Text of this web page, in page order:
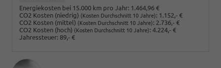
Energiekosten bei 15.000 km pro Jahr: 1.464,96 €
CO2 Kosten (niedrig) (Kosten Durchschnitt 10 Jahre): 1.152,- €
CO2 Kosten (mittel) (Kosten Durchschnitt 10 Jahre): 2.736,- €
CO2 Kosten (hoch) (Kosten Durchschnitt 10 Jahre): 4.224,- €
Jahressteuer: 89,- €